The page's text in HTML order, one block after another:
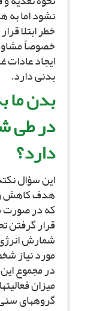
نشود اما به
خطر ابتلا
خصوصاً
ایجاد عادات
بدنى دارد.
بدن ما
در طى
دارد؟
این سؤال
هدف کاهش
که در صورت
قرار گرفتن
شمارش
مورد نیاز
در مجموع
میزان
گروههاى